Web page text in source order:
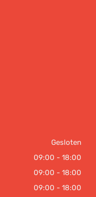
Gesloten
09:00 - 18:00
09:00 - 18:00
09:00 - 18:00